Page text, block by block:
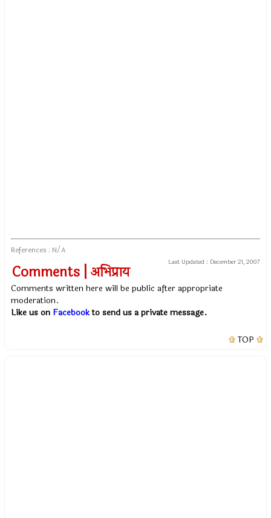
References : N/A
Last Updated : December 21, 2007
Comments | अभिप्राय
Comments written here will be public after appropriate
moderation.
Like us on Facebookto send us a private message.
TOP